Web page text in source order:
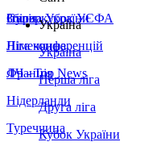
Збірна України
Італія
Німеччина
Франція
Нідерланди
Туреччина
Суперкубок УЄФА
Ліга конференцій
ЛЧ - Top News
Україна
Україна
Перша ліга
Друга ліга
Кубок України